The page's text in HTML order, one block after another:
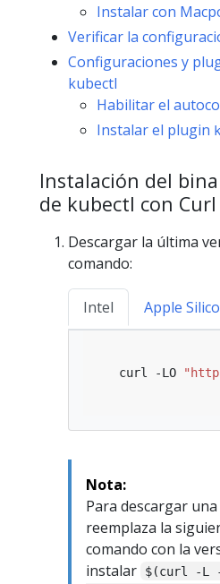
Instalar con
Verificar la
Configuraciones y
kubectl
Habilitar el
Instalar el plugin
Instalación del
de kubectl con Curl
Descargar la última
comando:
Intel Apple
   curl -LO
Nota:
Para descargar
reemplaza la
comando con la
instalar
$(curl -L